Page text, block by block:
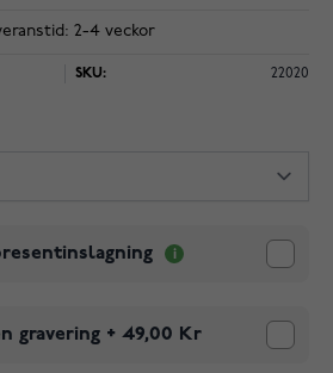
2-4 veckor
SKU: 22020
gravering + 49,00 Kr